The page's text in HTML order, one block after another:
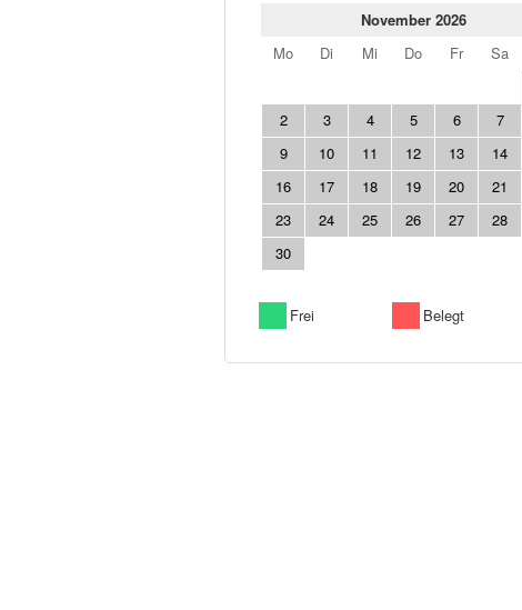
November 2026
Mo
Di Mi Do Fr Sa
2
3 4 5 6 7
9
10 11 12 13 14
16
17 18 19 20 21
23
24 25 26 27 28
30
Frei Belegt